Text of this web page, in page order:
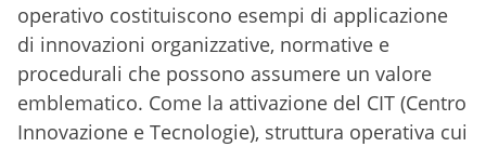
operativo costituiscono esempi di applicazione
di innovazioni organizzative, normative e
procedurali che possono assumere un valore
emblematico. Come la attivazione del CIT (Centro
Innovazione e Tecnologie), struttura operativa cui